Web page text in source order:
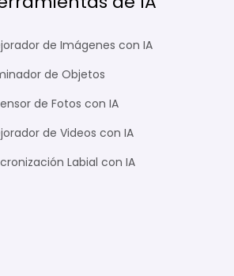
de Imágenes con IA
de Objetos
de Fotos con IA
de Videos con IA
Labial con IA